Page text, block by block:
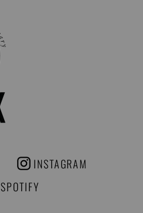
INSTAGRAM
INSTAGRAM
SPOTIFY